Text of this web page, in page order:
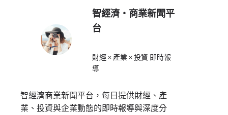
智經濟・商業新聞平
台
財經 × 產業 × 投資 即時報
導
智經濟商業新聞平台，每日提供財經、產
業、投資與企業動態的即時報導與深度分